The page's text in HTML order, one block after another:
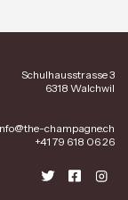
Schulhausstrasse 3
6318 Walchwil
champagne.ch
+41 79 618 06 26